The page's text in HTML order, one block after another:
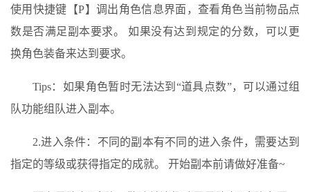
使用快捷键【P】调出角色信息界面，查看角色当前物品点
数是否满足副本要求。 如果没有达到规定的分数，可以更
换角色装备来达到要求。
Tips：如果角色暂时无法达到“道具点数”，可以通过组
队功能组队进入副本。
2.进入条件：不同的副本有不同的进入条件，需要达到
指定的等级或获得指定的成就。 开始副本前请做好准备~